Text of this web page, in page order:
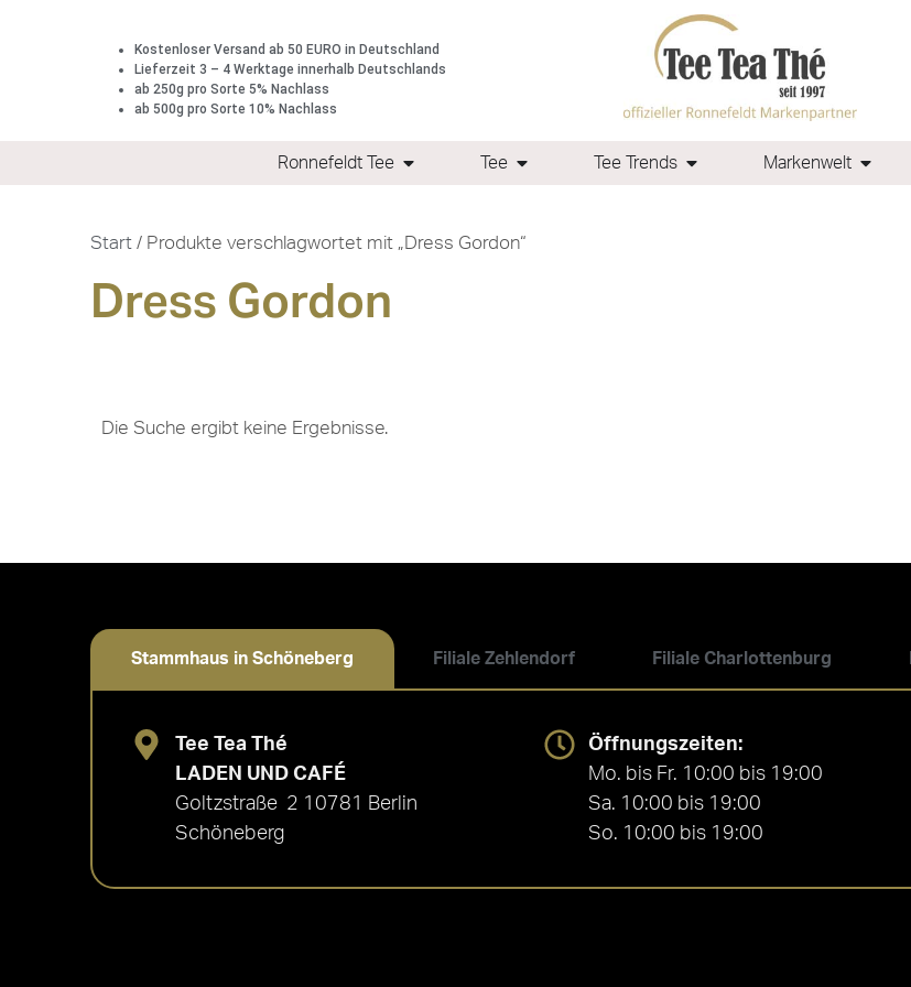
Kostenloser Versand ab 50 EURO in Deutschland
Lieferzeit 3 – 4 Werktage innerhalb Deutschlands
ab 250g pro Sorte 5% Nachlass
ab 500g pro Sorte 10% Nachlass
Ronnefeldt Tee Tee Tee Trends Markenwelt
Start / Produkte verschlagwortet mit „Dress Gordon“
Dress Gordon
Die Suche ergibt keine Ergebnisse.
Stammhaus in Schöneberg Filiale Zehlendorf Filiale Charlottenburg
Tee Tea Thé
LADEN UND CAFÉ
Goltzstraße 2 10781 Berlin
Schöneberg
Öffnungszeiten:
Mo. bis Fr. 10:00 bis 19:00
Sa. 10:00 bis 19:00
So. 10:00 bis 19:00